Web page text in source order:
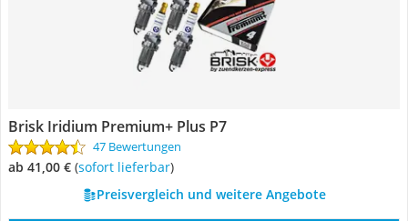
Brisk Iridium Premium+ Plus P7
47 Bewertungen
ab 41,00 € ( Sofort lieferbar)
Preisvergleich und weitere Angebote